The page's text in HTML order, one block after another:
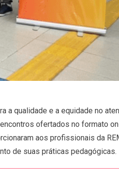
a qualidade e a equidade no
ofertados no formato
aos profissionais da
de suas práticas pedagógicas.